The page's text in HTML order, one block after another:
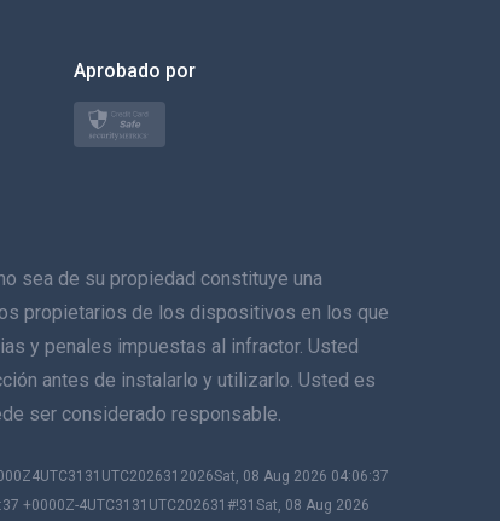
Türkçe
Polski
Svenska
简体中文
Dansk
Aprobado por
sea de su propiedad constituye una
propietarios de los dispositivos en los que
y penales impuestas al infractor. Usted
antes de instalarlo y utilizarlo. Usted es
ser considerado responsable.
08 Aug 2026 04:06:37
+0000Z-4UTC3131UTC202631#!31Sat, 08 Aug 2026